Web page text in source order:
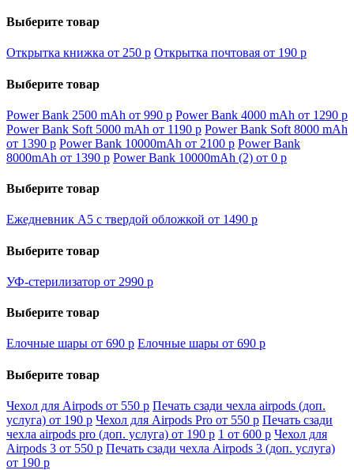
Выберите товар
Открытка книжка от 250 p Открытка почтовая от 190 p
Выберите товар
Power Bank 2500 mAh от 990 p Power Bank 4000 mAh от 1290 p
Power Bank Soft 5000 mAh от 1190 p Power Bank Soft 8000 mAh
от 1390 p Power Bank 10000mAh от 2100 p Power Bank
8000mAh от 1390 p Power Bank 10000mAh (2) от 0 p
Выберите товар
Ежедневник А5 с твердой обложкой от 1490 p
Выберите товар
УФ-стерилизатор от 2990 p
Выберите товар
Елочные шары от 690 p Елочные шары от 690 p
Выберите товар
Чехол для Airpods от 550 p Печать сзади чехла airpods (доп.
услуга) от 190 p Чехол для Airpods Pro от 550 p Печать сзади
чехла airpods pro (доп. услуга) от 190 p 1 от 600 p Чехол для
Airpods 3 от 550 p Печать сзади чехла Airpods 3 (доп. услуга)
от 190 p